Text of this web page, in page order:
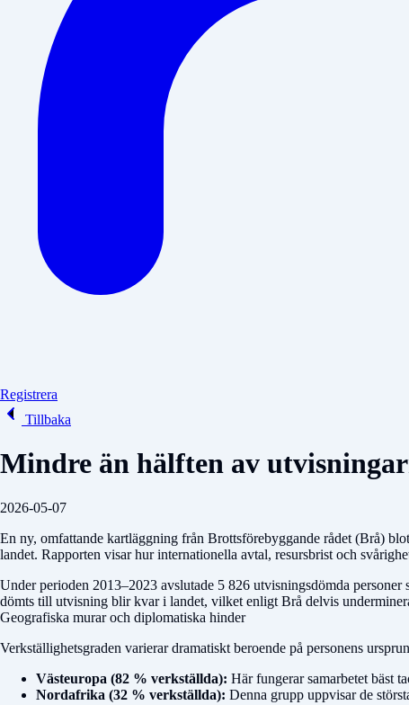
Registrera
Tillbaka
Mindre än hälften av
2026-05-07
En ny, omfattande kartläggning från Brottsförebyggande rådet (Brå)
landet. Rapporten visar hur internationella avtal, resursbrist och
Under perioden 2013–2023 avslutade 5 826 utvisningsdömda
dömts till utvisning blir kvar i landet, vilket enligt Brå delvis
Geografiska murar och diplomatiska hinder
Verkställighetsgraden varierar dramatiskt beroende på personens
Västeuropa (82 % verkställda): Här fungerar samarbetet bäst
Nordafrika (32 % verkställda): Denna grupp uppvisar de